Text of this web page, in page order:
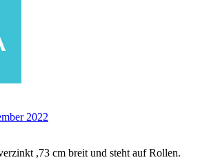
2022
,73 cm breit und steht auf Rollen.